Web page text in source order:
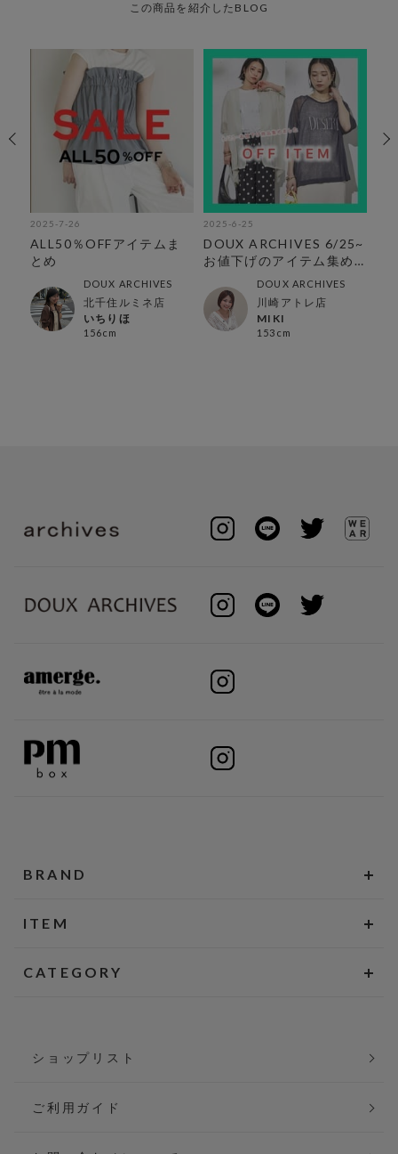
この商品を紹介したBLOG
2025-7-26
ALL50％OFFアイテムま
とめ
DOUX ARCHIVES
北千住ルミネ店
いちりほ
156cm
2025-6-25
DOUX ARCHIVES 6/25~
お値下げのアイテム集め
DOUX ARCHIVES
川崎アトレ店
MIKI
153cm
BRAND
ITEM
CATEGORY
ショップリスト
ご利用ガイド